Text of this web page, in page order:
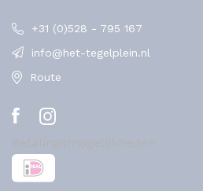
+31 (0)528 - 795 167
info@het-tegelplein.nl
Route